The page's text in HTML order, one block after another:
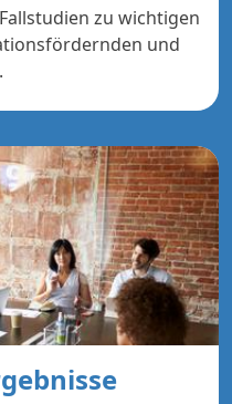
zu wichtigen
und